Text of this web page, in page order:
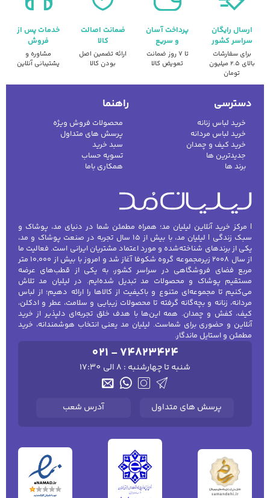
ارسال رایگان
سراسر کشور
برای سفارشات
بالای ۲.۵ میلیون
تومان
پرداخت آسان
و سریع
تا ۷ روز ضمانت
تعویض کالا
ضمانت اصالت
کالا
ارائه تضمین اصل
بودن کالا
خدمات پس از
فروش
مشاوره و
پشتیبانی آنلاین
دسترسی
خرید لباس زنانه
خرید لباس مردانه
خرید کیف و چمدان
جدیدترین ها
برند ها
راهنما
محصولات فروش ویژه
پرسش های متداول
سبد خرید
تسویه حساب
همکاری باما
| مرکز خرید آنلاین لیلیان مد؛ همراه مطمئن شما در دنیای مد، پوشاک و
سبک زندگی | لیلیان مد، با بیش از ۱۵ سال تجربه در صنعت پوشاک و مد،
یکی از برندهای شناخته‌شده و مورد اعتماد مشتریان ایرانی است. فعالیت ما
از سال ۲۰۰۸ زیرمجموعه گروه شکوفا آغاز شد و امروز با بیش از ۱۰٬۰۰۰ متر
مربع فضای فروشگاهی در سراسر کشور، به یکی از قطب‌های عرضه
مستقیم پوشاک و محصولات مد تبدیل شده‌ایم. در لیلیان مد تلاش
می‌کنیم تا مجموعه‌ای متنوع و باکیفیت از کالاها را ارائه دهیم؛ از لباس
مردانه، زنانه و بچه‌گانه گرفته تا محصولات زیبایی و سلامت، عطر و ادکلن،
کیف، کفش و چمدان. همه این‌ها با هدف خلق تجربه‌ای دلپذیر از خرید
آنلاین و حضوری برای شماست. لیلیان مد یعنی انتخاب هوشمندانه، خرید
مطمئن و استایل ماندگار.
021 - 74823424
شنبه تا چهارشنبه : 8 الی 17:30
پرسش های متداول آدرس شعب